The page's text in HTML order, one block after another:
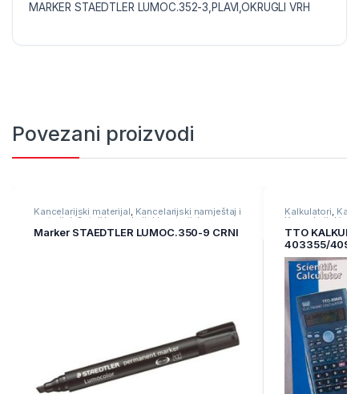
MARKER STAEDTLER LUMOC.352-3,PLAVI,OKRUGLI VRH
Povezani proizvodi
Kancelarijski materijal, Kancelarijski namještaj i
materijal Ostali kancelarijski materijal
Marker STAEDTLER LUMOC.350-9 CRNI
Kalkulatori,
Kancelarijski
TTO
403355/